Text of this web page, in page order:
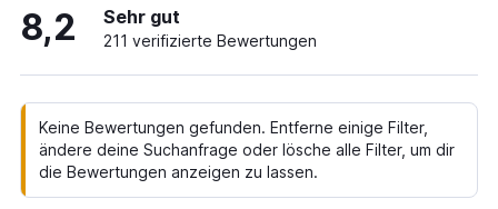
8,2 Sehr gut
211 verifizierte Bewertungen
Keine Bewertungen gefunden. Entferne einige Filter,
ändere deine Suchanfrage oder lösche alle Filter, um dir
die Bewertungen anzeigen zu lassen.